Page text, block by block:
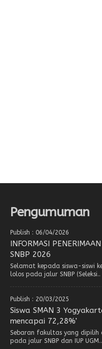
Pengumuman
Publish : 06/04/2026
INFORMASI
SNBP 2026
Selamat kepada siswa-siswi
lolos pada jalur SNBP (Seleksi..
Publish : 20/03/2025
Siswa SMAN 3
mencapai 72,28%’
Sebaran fakultas yang dipilih
pada jalur SNBP dan IUP UGM..